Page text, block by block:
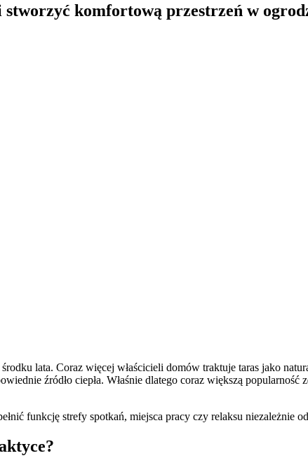
komfortową przestrzeń w
lata. Coraz więcej właścicieli domów traktuje taras jako
źródło ciepła. Właśnie dlatego coraz większą popularność
funkcję strefy spotkań, miejsca pracy czy relaksu niezależnie